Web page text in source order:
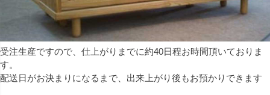
受注生産ですので、仕上がりまでに約40日程お時間頂いておりま
す。
配送日がお決まりになるまで、出来上がり後もお預かりできます